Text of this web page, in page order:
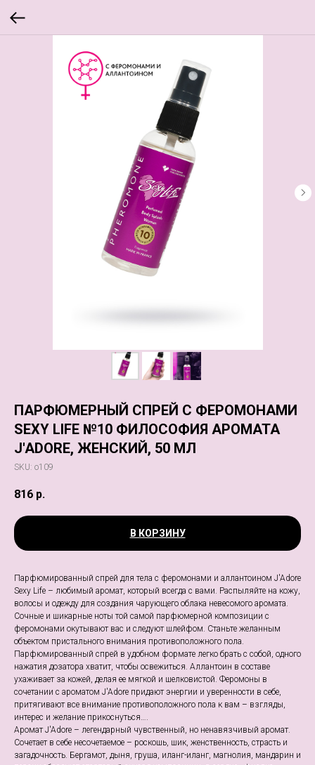
ПАРФЮМЕРНЫЙ СПРЕЙ С ФЕРОМОНАМИ
SEXY LIFE №10 ФИЛОСОФИЯ АРОМАТА
J'ADORE, ЖЕНСКИЙ, 50 МЛ
SKU: о109
816 р.
В КОРЗИНУ
Парфюмированный спрей для тела с феромонами и аллантоином J'Adore
Sexy Life – любимый аромат, который всегда с вами. Распыляйте на кожу,
волосы и одежду для создания чарующего облака невесомого аромата.
Сочные и шикарные ноты той самой парфюмерной композиции с
феромонами окутывают вас и следуют шлейфом. Станьте желанным
объектом пристального внимания противоположного пола.
Парфюмированный спрей в удобном формате легко брать с собой, одного
нажатия дозатора хватит, чтобы освежиться. Аллантоин в составе
ухаживает за кожей, делая ее мягкой и шелковистой. Феромоны в
сочетании с ароматом J'Adore придают энергии и уверенности в себе,
притягивают все внимание противоположного пола к вам – взгляды,
интерес и желание прикоснуться….
Аромат J'Adore – легендарный чувственный, но ненавязчивый аромат.
Сочетает в себе несочетаемое – роскошь, шик, женственность, страсть и
загадочность. Бергамот, дыня, груша, иланг-иланг, магнолия, мандарин и